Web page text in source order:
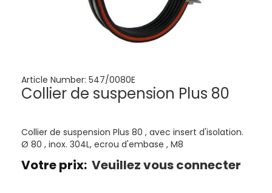
Article Number: 547/0080E
Collier de suspension Plus 80
Collier de suspension Plus 80 , avec insert d'isolation.
Ø 80 , inox. 304L, ecrou d'embase , M8
Votre prix: Veuillez vous connecter